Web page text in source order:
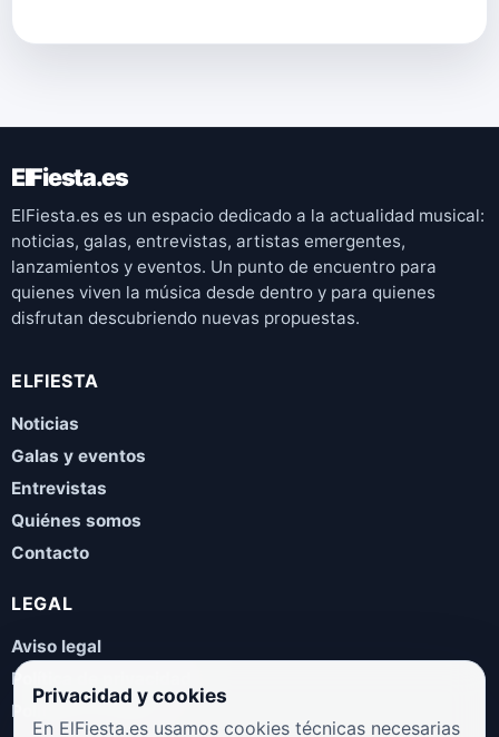
ElFiesta.es
ElFiesta.es es un espacio dedicado a la actualidad musical:
noticias, galas, entrevistas, artistas emergentes,
lanzamientos y eventos. Un punto de encuentro para
quienes viven la música desde dentro y para quienes
disfrutan descubriendo nuevas propuestas.
ELFIESTA
Noticias
Galas y eventos
Entrevistas
Quiénes somos
Contacto
LEGAL
Aviso legal
Política de privacidad
Política de cookies
Privacidad y cookies
En ElFiesta.es usamos cookies técnicas necesarias